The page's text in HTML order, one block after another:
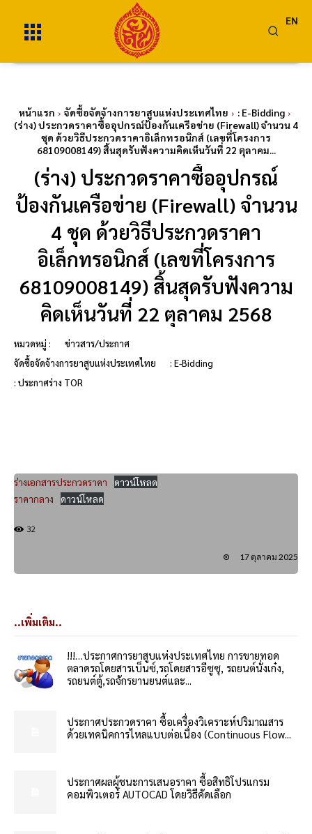
EN
หน้าแรก จัดซื้อจัดจ้างการยาสูบแห่งประเทศไทย
: E-Bidding
(ร่าง) ประกวดราคาซื้ออุปกรณ์ป้องกันเครือข่าย (Firewall) จำนวน 4
ชุด ด้วยวิธีประกวดราคาอิเล็กทรอนิกส์ (เลขที่โครงการ
68109008149) สิ้นสุดรับฟังความคิดเห็นวันที่ 22 ตุลาคม...
(ร่าง) ประกวดราคาซื้ออุปกรณ์
ป้องกันเครือข่าย (Firewall) จำนวน
4 ชุด ด้วยวิธีประกวดราคา
อิเล็กทรอนิกส์ (เลขที่โครงการ
68109008149) สิ้นสุดรับฟังความ
คิดเห็นวันที่ 22 ตุลาคม 2568
หมวดหมู่ :
ข่าวสาร/ประกาศ
จัดซื้อจัดจ้างการยาสูบแห่งประเทศไทย
: E-Bidding
: ประกาศร่าง TOR
ร่างเอกสารประกวดราคา
ดาวน์โหลด
ราคากลาง
ดาวน์โหลด
32
17 ตุลาคม 2025
..เพิ่มเติม..
!!!…ประกาศการยาสูบแห่งประเทศไทย การขายทอด
ตลาดรถโดยสารเบ็นซ์,รถโดยสารอีซูซุ, รถยนต์นั่งเก๋ง,
รถยนต์ตู้,รถจักรยานยนต์และ...
ประกาศประกวดราคา ซื้อเครื่องวิเคราะห์ปริมาณสาร
ด้วยเทคนิคการไหลแบบต่อเนื่อง (Continuous Flow...
ประกาศผลผู้ชนะการเสนอราคา ซื้อสิทธิโปรแกรม
คอมพิวเตอร์ AUTOCAD โดยวิธีคัดเลือก